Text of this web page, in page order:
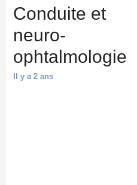
Conduite et
neuro-
ophtalmologie
Il y a 2 ans